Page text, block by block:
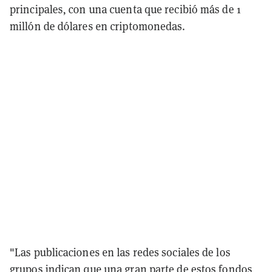
principales, con una cuenta que recibió más de 1
millón de dólares en criptomonedas.
"Las publicaciones en las redes sociales de los